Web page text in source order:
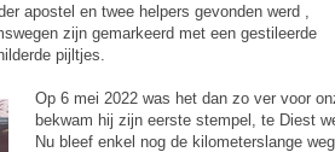
apostel en twee helpers gevonden werd ,
zijn gemarkeerd met een gestileerde
pijltjes.
Op 6 mei 2022 was het dan zo ver voor
bekwam hij zijn eerste stempel, te Diest
Nu bleef enkel nog de kilometerslange